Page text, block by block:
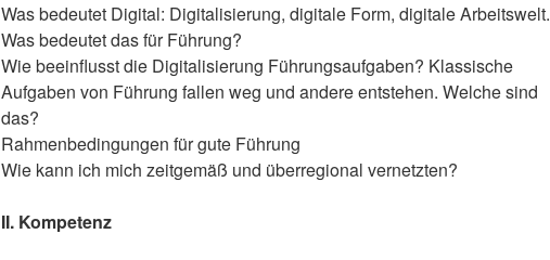
Was bedeutet Digital: Digitalisierung, digitale Form, digitale Arbeitswelt.
Was bedeutet das für Führung?
Wie beeinflusst die Digitalisierung Führungsaufgaben? Klassische
Aufgaben von Führung fallen weg und andere entstehen. Welche sind
das?
Rahmenbedingungen für gute Führung
Wie kann ich mich zeitgemäß und überregional vernetzten?
II. Kompetenz